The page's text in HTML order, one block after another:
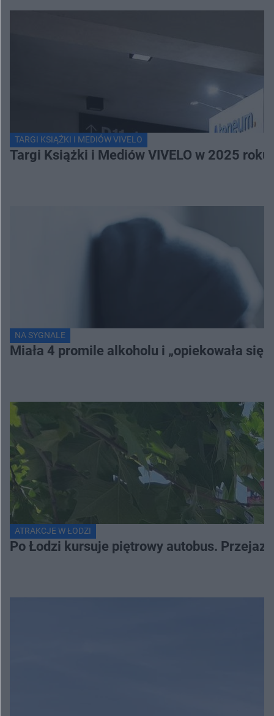
TARGI KSIĄŻKI I MEDIÓW VIVELO
Targi Książki i Mediów VIVELO w 2025 roku
NA SYGNALE
Miała 4 promile alkoholu i „opiekowała
ATRAKCJE W ŁODZI
Po Łodzi kursuje piętrowy autobus.